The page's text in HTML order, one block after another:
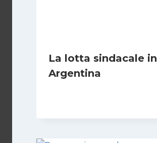
La lotta sindacale in
Argentina